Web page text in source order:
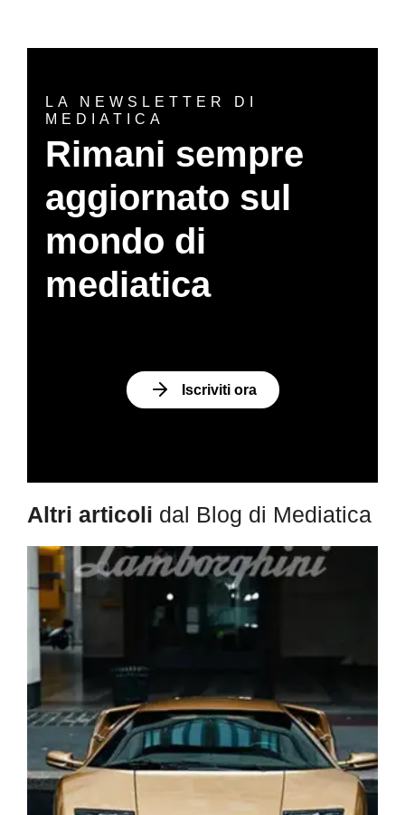
LA NEWSLETTER DI
MEDIATICA
Rimani sempre
aggiornato sul
mondo di
mediatica
Iscriviti ora
Altri articoli dal Blog di Mediatica